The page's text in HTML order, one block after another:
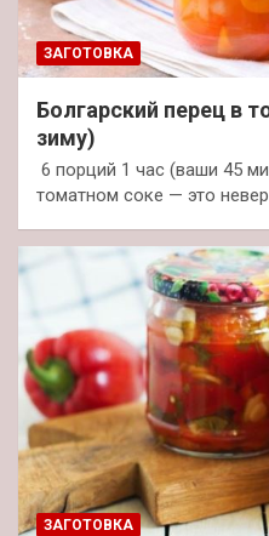
ЗАГОТОВКА
Болгарский перец в
зиму)
6 порций 1 час (ваши 45
томатном соке — это
ЗАГОТОВКА